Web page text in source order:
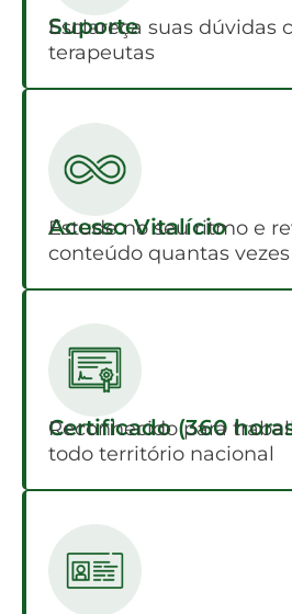
Suporte
Esclareça suas dúvidas
terapeutas
Acesso Vitalício
Estude no seu ritmo e
conteúdo quantas
Certificado (360
Reconhecido para
todo território nacional